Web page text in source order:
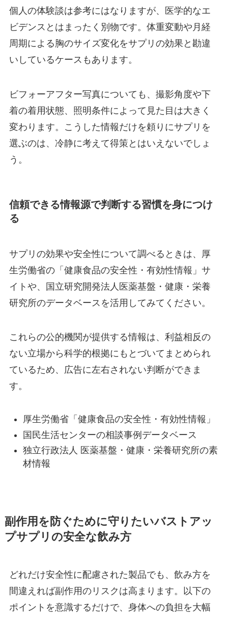
個人の体験談は参考にはなりますが、医学的なエ
ビデンスとはまったく別物です。体重変動や月経
周期による胸のサイズ変化をサプリの効果と勘違
いしているケースもあります。
ビフォーアフター写真についても、撮影角度や下
着の着用状態、照明条件によって見た目は大きく
変わります。こうした情報だけを頼りにサプリを
選ぶのは、冷静に考えて得策とはいえないでしょ
う。
信頼できる情報源で判断する習慣を身につけ
る
サプリの効果や安全性について調べるときは、厚
生労働省の「健康食品の安全性・有効性情報」サ
イトや、国立研究開発法人医薬基盤・健康・栄養
研究所のデータベースを活用してみてください。
これらの公的機関が提供する情報は、利益相反の
ない立場から科学的根拠にもとづいてまとめられ
ているため、広告に左右されない判断ができま
す。
厚生労働省「健康食品の安全性・有効性情報」
国民生活センターの相談事例データベース
独立行政法人 医薬基盤・健康・栄養研究所の素
材情報
副作用を防ぐために守りたいバストアッ
プサプリの安全な飲み方
どれだけ安全性に配慮された製品でも、飲み方を
間違えれば副作用のリスクは高まります。以下の
ポイントを意識するだけで、身体への負担を大幅